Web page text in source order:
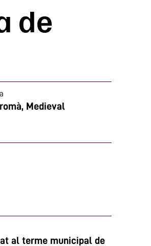
de
Medieval
al terme municipal de